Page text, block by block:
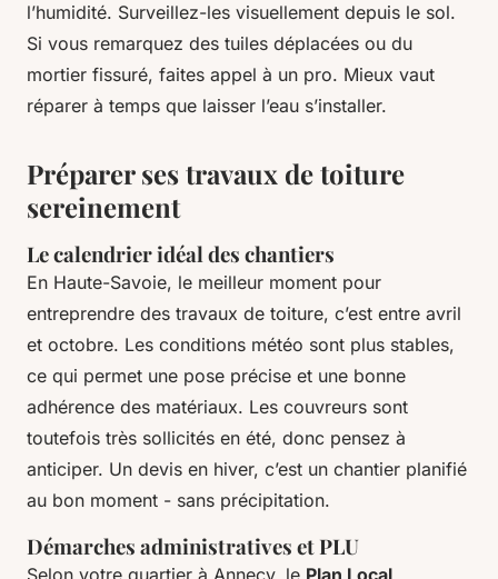
l’humidité. Surveillez-les visuellement depuis le sol.
Si vous remarquez des tuiles déplacées ou du
mortier fissuré, faites appel à un pro. Mieux vaut
réparer à temps que laisser l’eau s’installer.
Préparer ses travaux de toiture
sereinement
Le calendrier idéal des chantiers
En Haute-Savoie, le meilleur moment pour
entreprendre des travaux de toiture, c’est entre avril
et octobre. Les conditions météo sont plus stables,
ce qui permet une pose précise et une bonne
adhérence des matériaux. Les couvreurs sont
toutefois très sollicités en été, donc pensez à
anticiper. Un devis en hiver, c’est un chantier planifié
au bon moment - sans précipitation.
Démarches administratives et PLU